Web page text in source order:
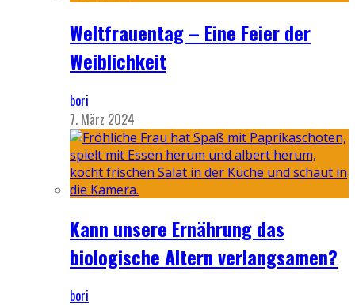
Weltfrauentag – Eine Feier der
Weiblichkeit
bori
7. März 2024
Kann unsere Ernährung das
biologische Altern verlangsamen?
bori